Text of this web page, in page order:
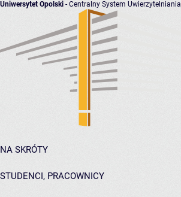
Uniwersytet Opolski - Centralny System Uwierzytelniania
NA SKRÓTY
STUDENCI, PRACOWNICY